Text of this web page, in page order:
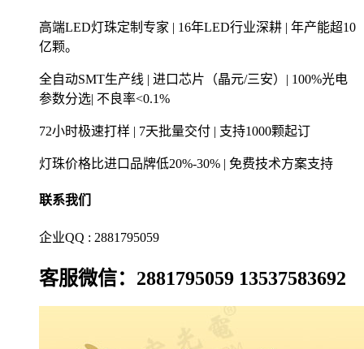
高端LED灯珠定制专家 | 16年LED行业深耕 | 年产能超10
亿颗。
全自动SMT生产线 | 进口芯片（晶元/三安）| 100%光电
参数分选| 不良率<0.1%
72小时极速打样 | 7天批量交付 | 支持1000颗起订
灯珠价格比进口品牌低20%-30% | 免费技术方案支持
联系我们
企业QQ : 2881795059
客服微信：2881795059 13537583692